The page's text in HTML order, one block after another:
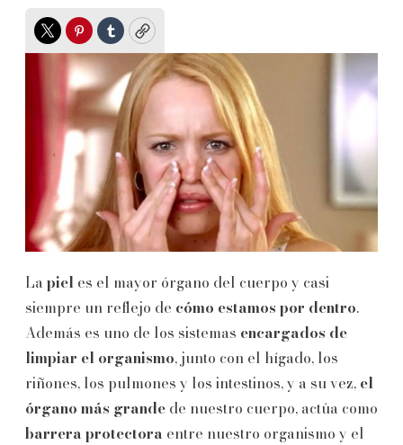
TwitterPinterest
TumblrCopy
La piel es el mayor órgano del cuerpo y casi
siempre un reflejo de cómo estamos por dentro.
Además es uno de los sistemas encargados de
limpiar el organismo, junto con el hígado, los
riñones, los pulmones y los intestinos, y a su vez, el
órgano más grande de nuestro cuerpo, actúa como
barrera protectora entre nuestro organismo y el